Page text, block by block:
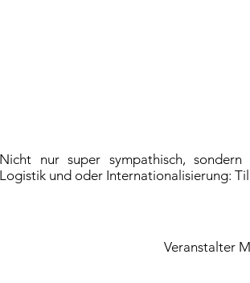
Nicht nur super sympathisch,
Logistik und oder Internationalisierung:
Veranstalter